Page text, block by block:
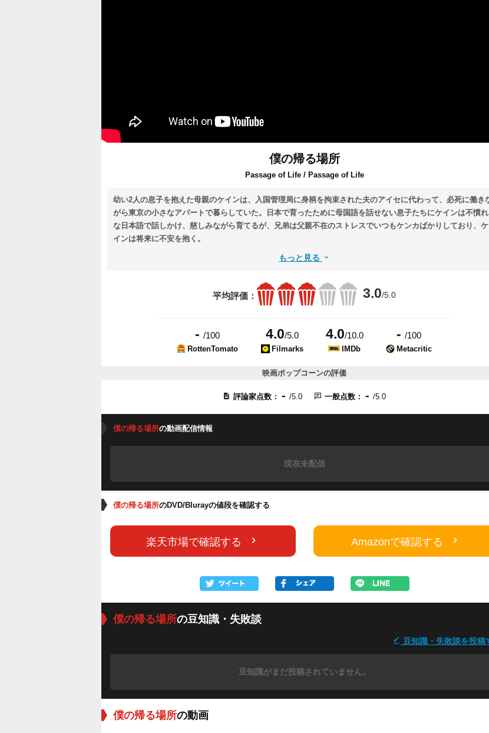
僕の帰る場所
Passage of Life / Passage of Life
幼い2人の息子を抱えた母親のケインは、入国管理局に身柄を拘束された夫のアイセに代わって、必死に働き
がら東京の小さなアパートで暮らしていた。日本で育ったために母国語を話せない息子たちにケインは不慣れ
な日本語で話しかけ、慈しみながら育てるが、兄弟は父親不在のストレスでいつもケンカばかりしており、ケ
インは将来に不安を抱く。
もっと見る
平均評価： 3.0/5.0
-/100
RottenTomato
4.0/5.0
Filmarks
4.0/10.0
IMDb
-/100
Metacritic
映画ポップコーンの評価
評論家点数： -/5.0 一般点数： -/5.0
僕の帰る場所の動画配信情報
現在未配信
僕の帰る場所のDVD/Blurayの値段を確認する
楽天市場で確認する Amazonで確認する
僕の帰る場所の豆知識・失敗談
豆知識・失敗談を投稿
豆知識がまだ投稿されていません。
僕の帰る場所の動画